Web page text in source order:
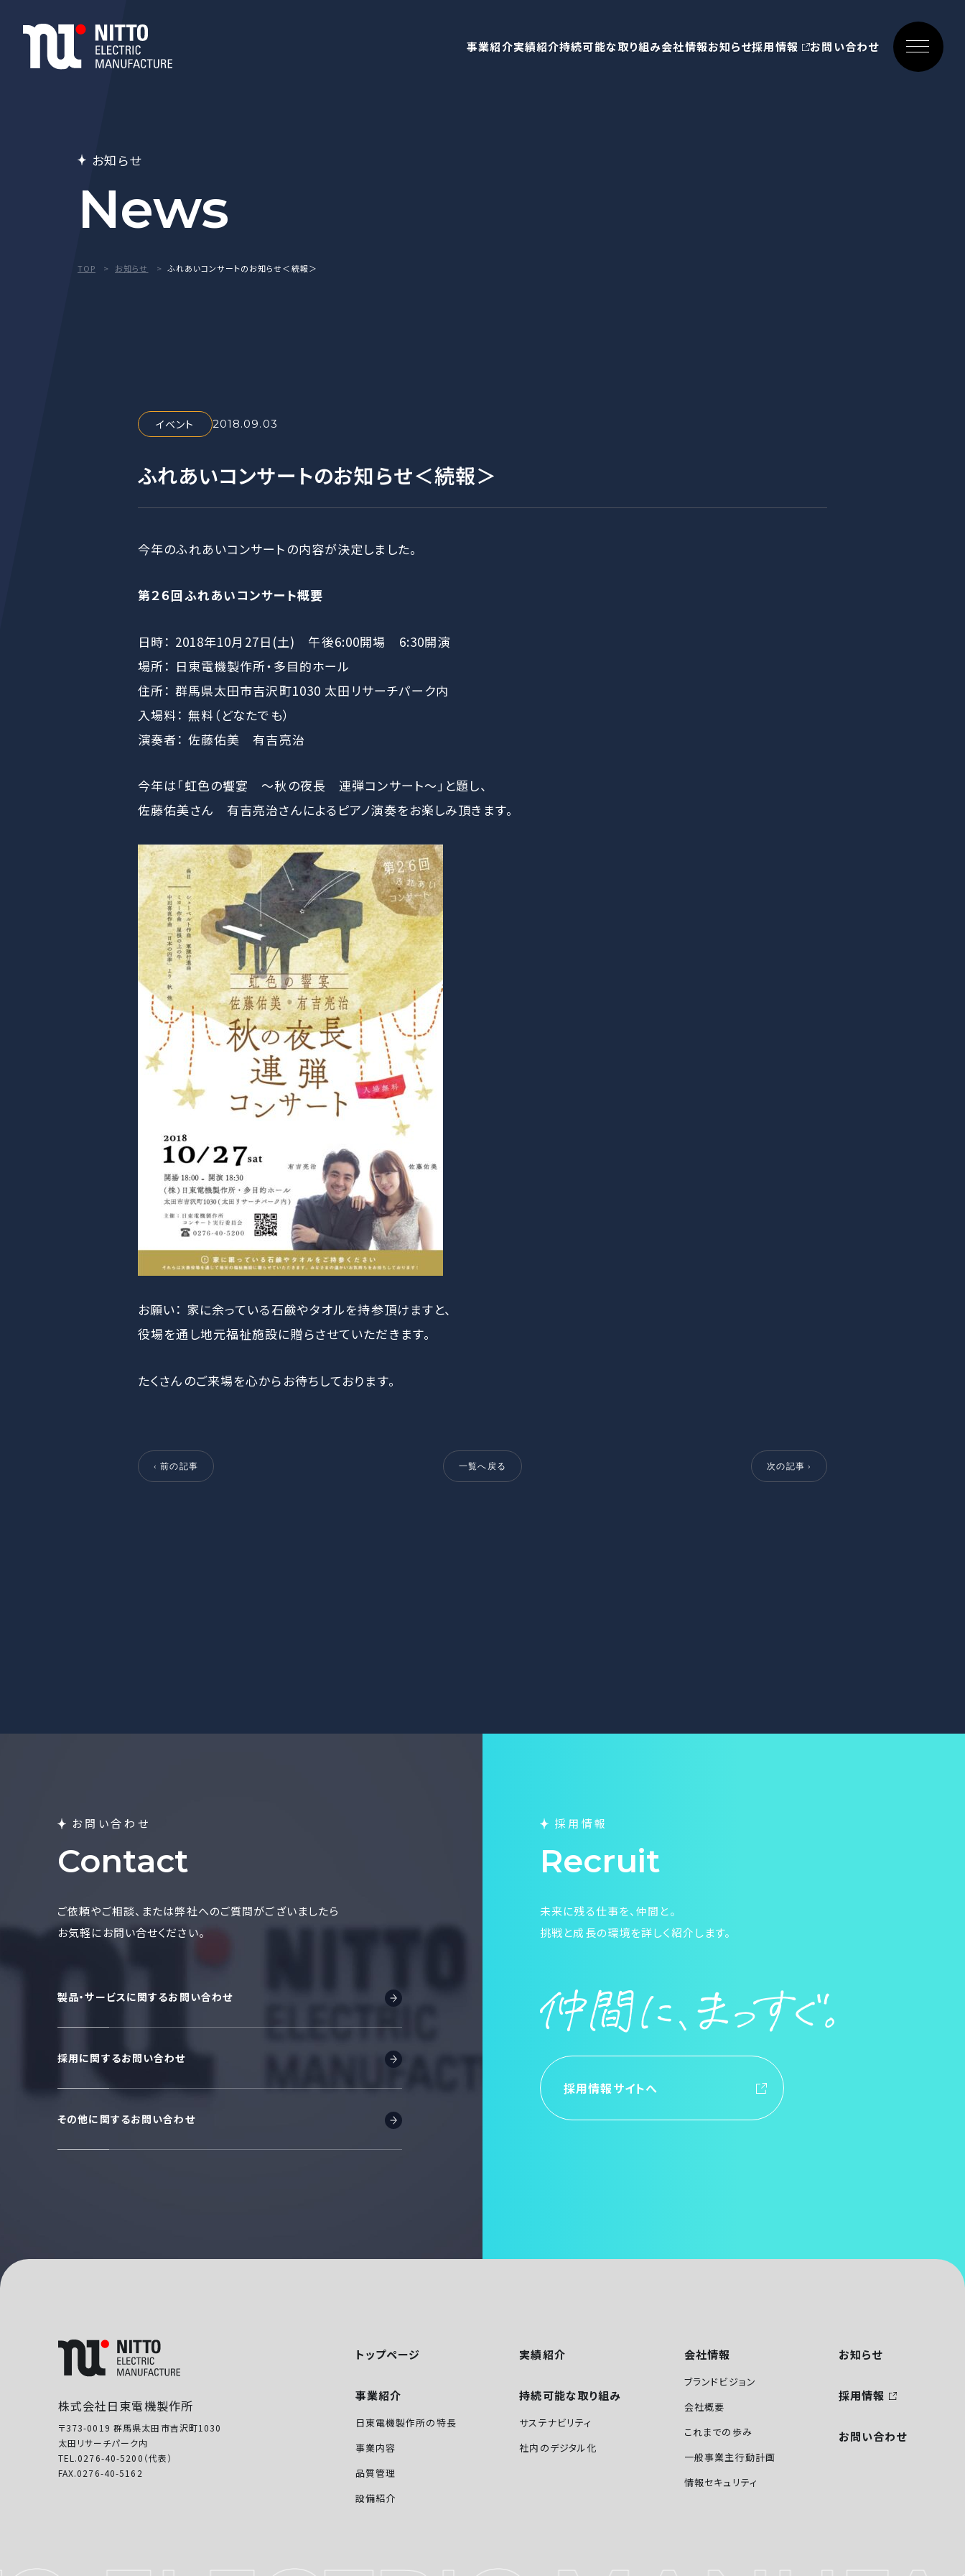
事業紹介実績紹介持続可能な取り組み会社情報お知らせ採用情報 お問い合わせ
お知らせ
News
TOP お知らせ ふれあいコンサートのお知らせ＜続報＞
イベント 2018.09.03
ふれあいコンサートのお知らせ＜続報＞
今年のふれあいコンサートの内容が決定しました。
第２６回ふれあいコンサート概要
日時： 2018年10月27日(土) 午後6:00開場 6:30開演
場所： 日東電機製作所・多目的ホール
住所： 群馬県太田市吉沢町1030 太田リサーチパーク内
入場料： 無料（どなたでも）
演奏者： 佐藤佑美 有吉亮治
今年は「虹色の饗宴 ～秋の夜長 連弾コンサート～」と題し、
佐藤佑美さん 有吉亮治さんによるピアノ演奏をお楽しみ頂きます。
お願い： 家に余っている石鹸やタオルを持参頂けますと、
役場を通し地元福祉施設に贈らさせていただきます。
たくさんのご来場を心からお待ちしております。
‹ 前の記事 一覧へ戻る 次の記事 ›
お問い合わせ
Contact
ご依頼やご相談、または弊社へのご質問がございましたら
お気軽にお問い合せください。
製品・サービスに関するお問い合わせ
採用に関するお問い合わせ
その他に関するお問い合わせ
採用情報
Recruit
未来に残る仕事を、仲間と。
挑戦と成長の環境を詳しく紹介します。
採用情報サイトへ
株式会社日東電機製作所
〒373-0019 群馬県太田市吉沢町1030
太田リサーチパーク内
TEL.0276-40-5200（代表）
FAX.0276-40-5162
トップページ
事業紹介
日東電機製作所の特長
事業内容
品質管理
設備紹介
実績紹介
持続可能な取り組み
サステナビリティ
社内のデジタル化
会社情報
ブランドビジョン
会社概要
これまでの歩み
一般事業主行動計画
情報セキュリティ
お知らせ
採用情報
お問い合わせ